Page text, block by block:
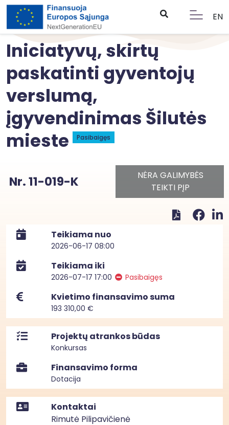
EN
Iniciatyvų, skirtų
paskatinti gyventojų
verslumą,
įgyvendinimas Šilutės
mieste
Pasibaigęs
Nr. 11-019-K
NĖRA GALIMYBĖS
TEIKTI PĮP
Teikiama nuo
2026-06-17 08:00
Teikiama iki
2026-07-17 17:00 Pasibaigęs
Kvietimo finansavimo suma
193 310,00 €
Projektų atrankos būdas
Konkursas
Finansavimo forma
Dotacija
Kontaktai
Rimutė Pilipavičienė